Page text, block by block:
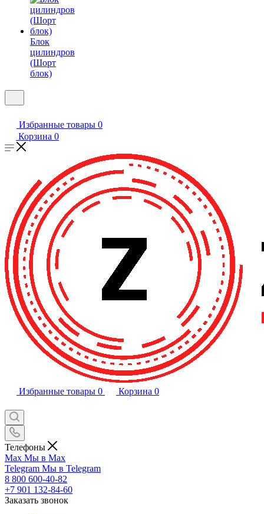
Блок
цилиндров
(Шорт
блок)
Избранные товары 0
Корзина 0
Избранные товары 0 Корзина 0
Телефоны
Max Мы в Max
Telegram Мы в Telegram
8 800 600-40-82
+7 901 132-84-60
Заказать звонок